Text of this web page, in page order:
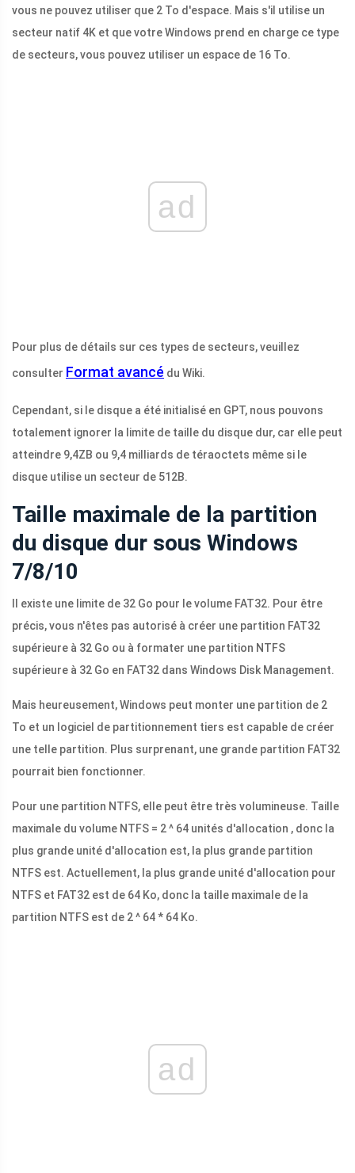
vous ne pouvez utiliser que 2 To d'espace. Mais s'il utilise un
secteur natif 4K et que votre Windows prend en charge ce type
de secteurs, vous pouvez utiliser un espace de 16 To.
ad
Pour plus de détails sur ces types de secteurs, veuillez
consulter Format avancé du Wiki.
Cependant, si le disque a été initialisé en GPT, nous pouvons
totalement ignorer la limite de taille du disque dur, car elle peut
atteindre 9,4ZB ou 9,4 milliards de téraoctets même si le
disque utilise un secteur de 512B.
Taille maximale de la partition
du disque dur sous Windows
7/8/10
Il existe une limite de 32 Go pour le volume FAT32. Pour être
précis, vous n'êtes pas autorisé à créer une partition FAT32
supérieure à 32 Go ou à formater une partition NTFS
supérieure à 32 Go en FAT32 dans Windows Disk Management.
Mais heureusement, Windows peut monter une partition de 2
To et un logiciel de partitionnement tiers est capable de créer
une telle partition. Plus surprenant, une grande partition FAT32
pourrait bien fonctionner.
Pour une partition NTFS, elle peut être très volumineuse. Taille
maximale du volume NTFS = 2 ^ 64 unités d'allocation , donc la
plus grande unité d'allocation est, la plus grande partition
NTFS est. Actuellement, la plus grande unité d'allocation pour
NTFS et FAT32 est de 64 Ko, donc la taille maximale de la
partition NTFS est de 2 ^ 64 * 64 Ko.
ad